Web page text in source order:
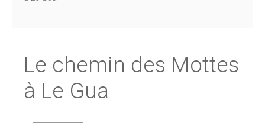
Le chemin des Mottes
à Le Gua